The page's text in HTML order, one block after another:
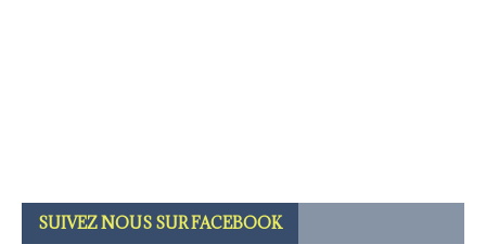
SUIVEZ NOUS SUR FACEBOOK